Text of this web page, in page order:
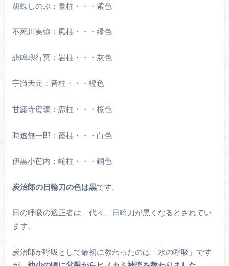
胡蝶しのぶ：蟲柱・・・紫色
不死川実弥：風柱・・・緑色
悲鳴嶼行冥：岩柱・・・灰色
宇髄天元：音柱・・・橙色
甘露寺蜜璃：恋柱・・・桜色
時透無一郎：霞柱・・・白色
伊黒小芭内：蛇柱・・・鋼色
炭治郎の日輪刀の色は黒です。
日の呼吸の適正者は、代々、日輪刀が黒くなるとされてい
ます。
炭治郎が呼吸として最初に教わったのは「水の呼吸」 です